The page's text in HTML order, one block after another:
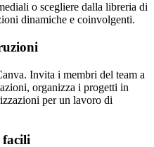
o scegliere dalla libreria di
dinamiche e coinvolgenti.
Invita i membri del team a
organizza i progetti in
per un lavoro di
facili